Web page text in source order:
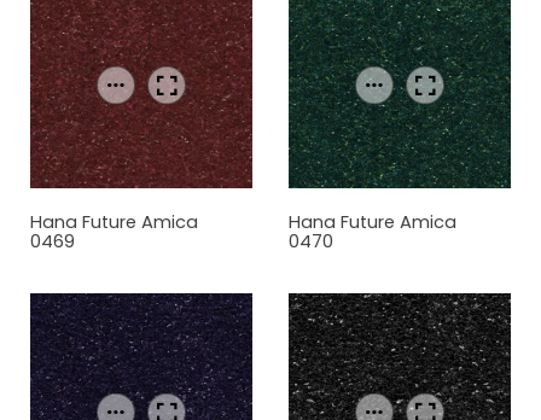
Hana Future Amica
0469
Hana Future Amica
0470